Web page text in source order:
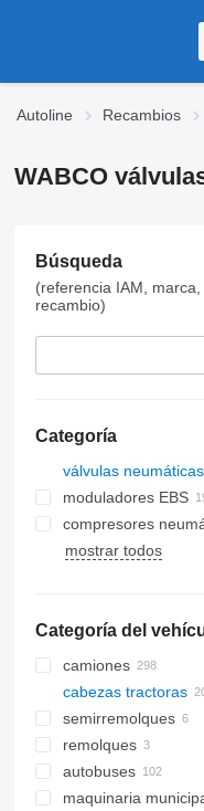
Autoline Recambios
WABCO
Búsqueda
(referencia IAM, marca,
recambio)
Categoría
válvulas neumáticas
moduladores EBS
compresores
mostrar todos
Categoría del
camiones
cabezas tractoras
semirremolques
remolques
autobuses
maquinaria